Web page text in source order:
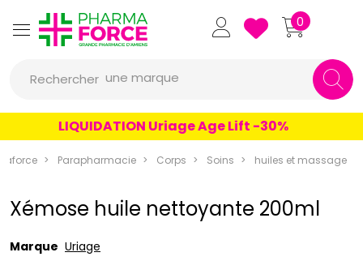
Pharmaforce Grande Pharmacie
0
Rechercher
un produit
une marque
LIQUIDATION Uriage Age Lift -30%
Parapharmacie Corps Soins huiles et massage
Xémose huile nettoyante 200ml
Marque Uriage